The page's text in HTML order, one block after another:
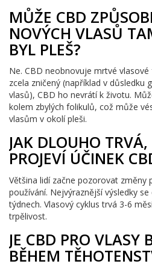
MŮŽE CBD
NOVÝCH VLASŮ
BYL PLEŠ?
Ne. CBD neobnovuje mrtvé
zcela zničený (například v důsledku
vlasů), CBD ho nevrátí k životu.
kolem zbylých folikulů, což může
vlasům v okolí pleši.
JAK DLOUHO TRVÁ,
PROJEVÍ ÚČINEK
Většina lidí začne pozorovat změny
používání. Nejvýraznější výsledky
týdnech. Vlasový cyklus trvá 3-6
trpělivost.
JE CBD PRO VLASY
BĚHEM